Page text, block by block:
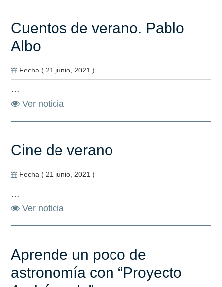
Cuentos de verano. Pablo
Albo
Fecha ( 21 junio, 2021 )
…
Ver noticia
Cine de verano
Fecha ( 21 junio, 2021 )
…
Ver noticia
Aprende un poco de
astronomía con “Proyecto